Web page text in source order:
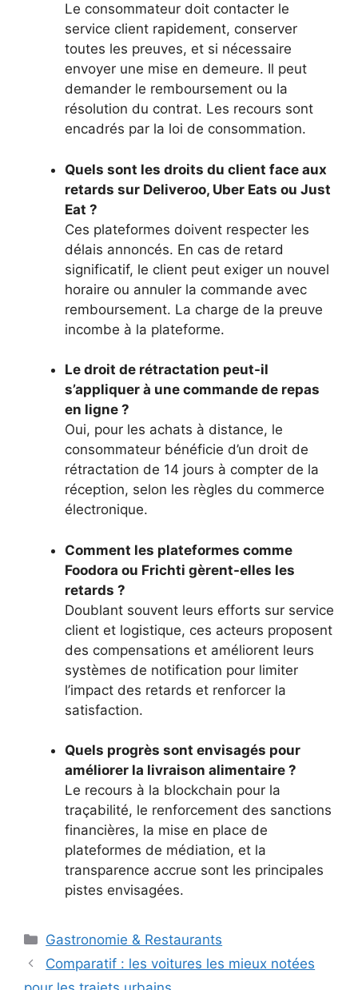
Le consommateur doit contacter le
service client rapidement, conserver
toutes les preuves, et si nécessaire
envoyer une mise en demeure. Il peut
demander le remboursement ou la
résolution du contrat. Les recours sont
encadrés par la loi de consommation.
Quels sont les droits du client face aux
retards sur Deliveroo, Uber Eats ou Just
Eat ?
Ces plateformes doivent respecter les
délais annoncés. En cas de retard
significatif, le client peut exiger un nouvel
horaire ou annuler la commande avec
remboursement. La charge de la preuve
incombe à la plateforme.
Le droit de rétractation peut-il
s’appliquer à une commande de repas
en ligne ?
Oui, pour les achats à distance, le
consommateur bénéficie d’un droit de
rétractation de 14 jours à compter de la
réception, selon les règles du commerce
électronique.
Comment les plateformes comme
Foodora ou Frichti gèrent-elles les
retards ?
Doublant souvent leurs efforts sur service
client et logistique, ces acteurs proposent
des compensations et améliorent leurs
systèmes de notification pour limiter
l’impact des retards et renforcer la
satisfaction.
Quels progrès sont envisagés pour
améliorer la livraison alimentaire ?
Le recours à la blockchain pour la
traçabilité, le renforcement des sanctions
financières, la mise en place de
plateformes de médiation, et la
transparence accrue sont les principales
pistes envisagées.
Catégories
Gastronomie & Restaurants
Comparatif : les voitures les mieux notées